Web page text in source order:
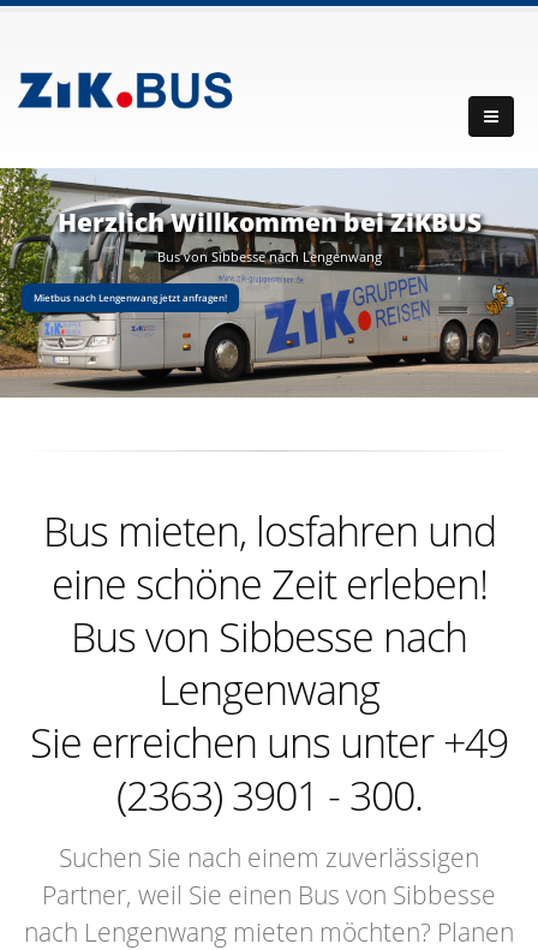
Herzlich Willkommen bei ZiKBUS
Bus von Sibbesse nach Lengenwang
Mietbus nach Lengenwang jetzt anfragen!
Bus mieten, losfahren und
eine schöne Zeit erleben!
Bus von Sibbesse nach
Lengenwang
Sie erreichen uns unter +49
(2363) 3901 - 300.
Suchen Sie nach einem zuverlässigen
Partner, weil Sie einen Bus von Sibbesse
nach Lengenwang mieten möchten? Planen